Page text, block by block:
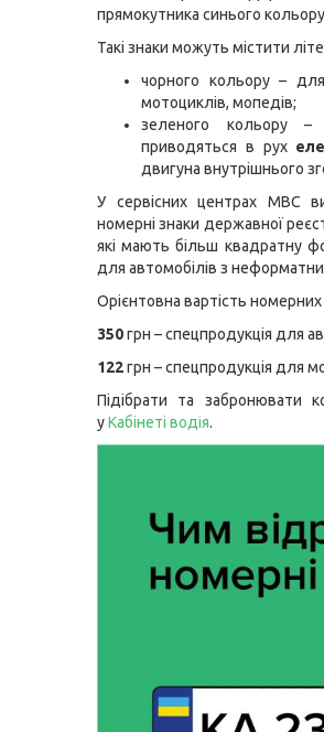
прямокутника синього
Такі знаки можуть містити
чорного кольору – для
мотоциклів, мопедів;
зеленого кольору –
приводяться в рух
двигуна внутрішнього
У сервісних центрах МВС
номерні знаки державної
які мають більш квадратну
для автомобілів з
Орієнтовна вартість номерних
350грн – спецпродукція для
122грн – спецпродукція для
Підібрати та забронювати
уКабінеті водія.